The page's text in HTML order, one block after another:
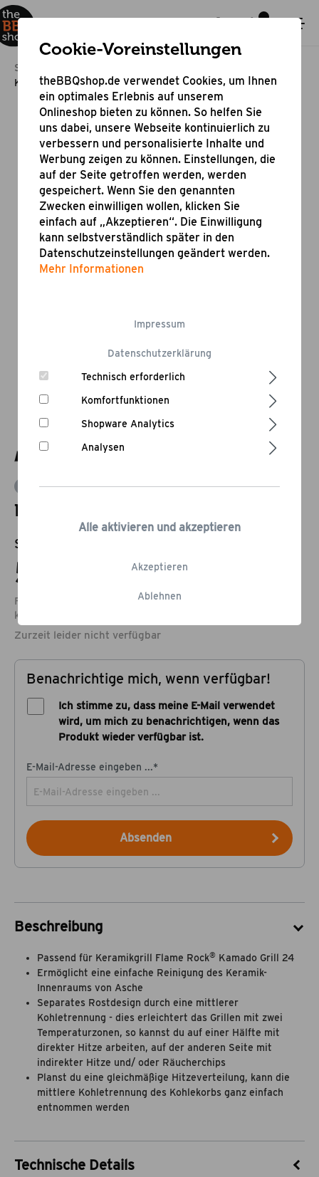
Startseite
Kohlekorb für Kamado 24
Bewertung schreiben
Kohlekorb für Kamado 24
Statt:
54,95 €*
Füge noch Produkte im Wert von 79,00 € hinzu, um vom
kostenlosen
Zurzeit leider nicht verfügbar
Benachrichtige mich, wenn verfügbar!
Ich stimme zu, dass meine E-Mail verwendet
wird, um mich zu benachrichtigen, wenn das
Produkt wieder verfügbar ist.
E-Mail-Adresse eingeben ...*
Absenden
Beschreibung
Passend für Keramikgrill Flame Rock® Kamado Grill 24
Ermöglicht eine einfache Reinigung des Keramik-
Innenraums von Asche
Separates Rostdesign durch eine mittlerer
Kohletrennung - dies erleichtert das Grillen mit zwei
Temperaturzonen, so kannst du auf einer Hälfte mit
direkter Hitze arbeiten, auf der anderen Seite mit
indirekter Hitze und/ oder Räucherchips
Planst du eine gleichmäßige Hitzeverteilung, kann die
mittlere Kohletrennung des Kohlekorbs ganz einfach
entnommen werden
Technische Details
Cookie-Voreinstellungen
theBBQshop.de verwendet Cookies, um Ihnen
ein optimales Erlebnis auf unserem
Onlineshop bieten zu können. So helfen Sie
uns dabei, unsere Webseite kontinuierlich zu
verbessern und personalisierte Inhalte und
Werbung zeigen zu können. Einstellungen, die
auf der Seite getroffen werden, werden
gespeichert. Wenn Sie den genannten
Zwecken einwilligen wollen, klicken Sie
einfach auf „Akzeptieren“. Die Einwilligung
kann selbstverständlich später in den
Datenschutzeinstellungen geändert werden.
Mehr Informationen
Datenschutzerklärung
Impressum
Technisch erforderlich
Komfortfunktionen
Shopware Analytics
Analysen
Ablehnen
Akzeptieren
Alle aktivieren und akzeptieren